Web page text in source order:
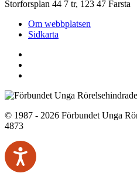
Storforsplan 44 7 tr, 123 47 Farsta
Om webbplatsen
Sidkarta
© 1987 - 2026 Förbundet Unga
4873